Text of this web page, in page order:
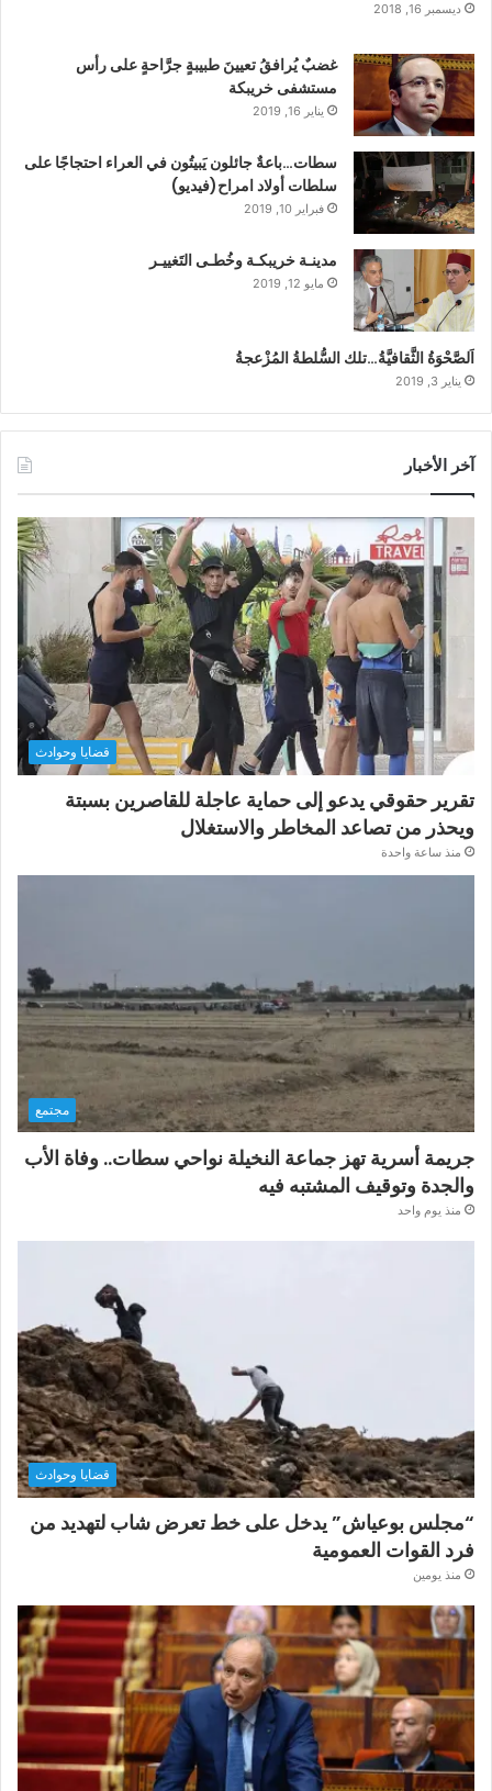
ديسمبر 16, 2018
غضبٌ يُرافقُ تعيينَ طبيبةٍ جرَّاحةٍ على رأس
مستشفى خريبكة
يناير 16, 2019
سطات…باعةٌ جائلون يَبيتُون في العراء احتجاجًا على
سلطات أولاد امراح(فيديو)
فبراير 10, 2019
مدينـة خريبكـة وخُطـى التَغييـر
مايو 12, 2019
اَلصَّحْوَةُ الثَّقافيَّةُ…تلك السُّلطةُ المُزْعجةُ
يناير 3, 2019
آخر الأخبار
قضايا وحوادث
تقرير حقوقي يدعو إلى حماية عاجلة للقاصرين بسبتة
ويحذر من تصاعد المخاطر والاستغلال
منذ ساعة واحدة
مجتمع
جريمة أسرية تهز جماعة النخيلة نواحي سطات.. وفاة الأب
والجدة وتوقيف المشتبه فيه
منذ يوم واحد
قضايا وحوادث
“مجلس بوعياش” يدخل على خط تعرض شاب لتهديد من
فرد القوات العمومية
منذ يومين